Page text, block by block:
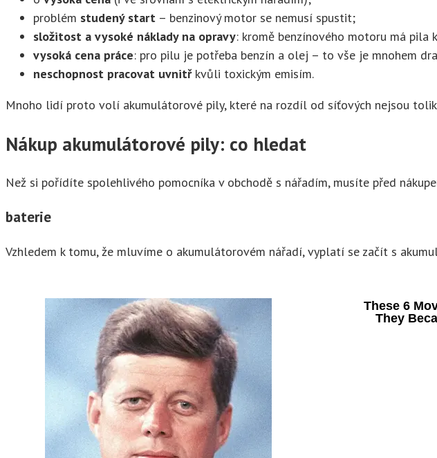
problém studený start – benzinový motor se nemusí spustit;
složitost a vysoké náklady na opravy: kromě benzínového motoru má pila
vysoká cena práce: pro pilu je potřeba benzín a olej – to vše je mnohem
neschopnost pracovat uvnitřkvůli toxickým emisím.
Mnoho lidí proto volí akumulátorové pily, které na rozdíl od síťových nejsou
Nákup akumulátorové pily: co hledat
Než si pořídíte spolehlivého pomocníka v obchodě s nářadím, musíte před
baterie
Vzhledem k tomu, že mluvíme o akumulátorovém nářadí, vyplatí se začít s